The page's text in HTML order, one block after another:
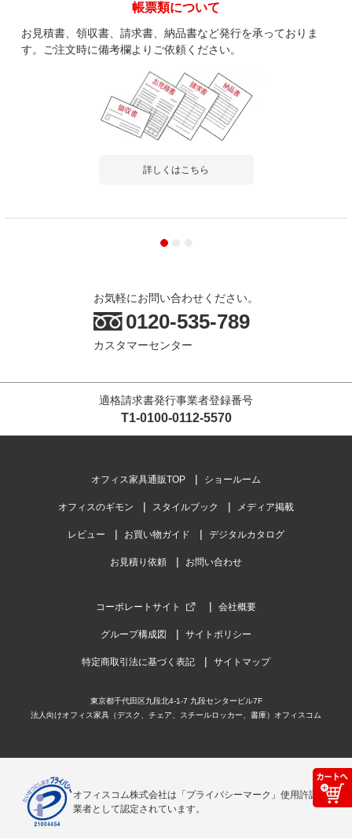
帳票類について
お見積書、領収書、請求書、納品書など発行を承っておりま
す。ご注文時に備考欄よりご依頼ください。
詳しくはこちら
お気軽にお問い合わせください。
0120-535-789
カスタマーセンター
適格請求書発行事業者登録番号
T1-0100-0112-5570
オフィス家具通販TOP ショールーム
オフィスのギモン スタイルブック メディア掲載
レビュー お買い物ガイド デジタルカタログ
お見積り依頼 お問い合わせ
コーポレートサイト 会社概要
グループ構成図 サイトポリシー
特定商取引法に基づく表記 サイトマップ
東京都千代田区九段北4-1-7 九段センタービル7F
法人向けオフィス家具（デスク、チェア、スチールロッカー、書庫）オフィスコム
オフィスコム株式会社は「プライバシーマーク」使用許諾事
業者として認定されています。